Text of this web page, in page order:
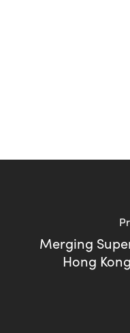
Merging
Hong